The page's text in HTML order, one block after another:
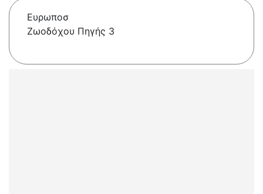
Ευρωποσ
Ζωοδόχου Πηγής 3